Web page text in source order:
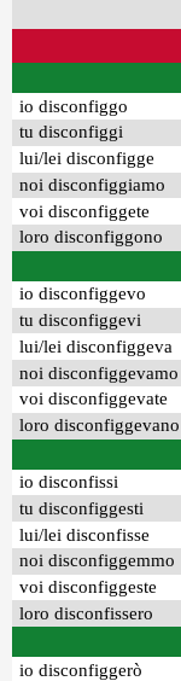
io disconfiggo
tu disconfiggi
lui/lei disconfigge
noi disconfiggiamo
voi disconfiggete
loro disconfiggono
io disconfiggevo
tu disconfiggevi
lui/lei disconfiggeva
noi disconfiggevamo
voi disconfiggevate
loro disconfiggevano
io disconfissi
tu disconfiggesti
lui/lei disconfisse
noi disconfiggemmo
voi disconfiggeste
loro disconfissero
io disconfiggerò